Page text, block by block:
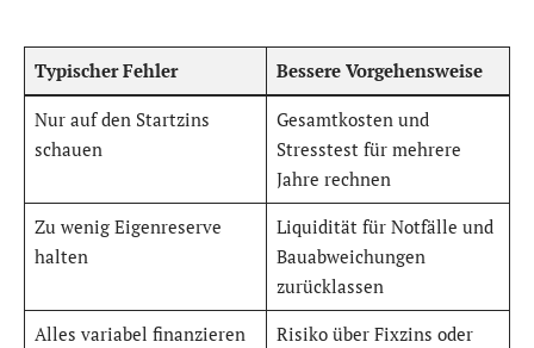
Typischer Fehler Bessere Vorgehensweise
Nur auf den Startzins
schauen
Gesamtkosten und
Stresstest für mehrere
Jahre rechnen
Zu wenig Eigenreserve
halten
Liquidität für Notfälle und
Bauabweichungen
zurücklassen
Alles variabel finanzieren
Risiko über Fixzins oder